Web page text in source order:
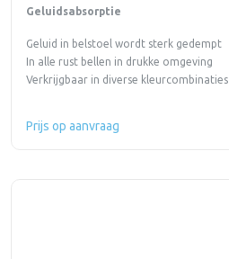
Geluidsabsorptie
Geluid in belstoel wordt sterk gedempt
In alle rust bellen in drukke omgeving
Verkrijgbaar in diverse kleurcombinaties
Prijs op aanvraag